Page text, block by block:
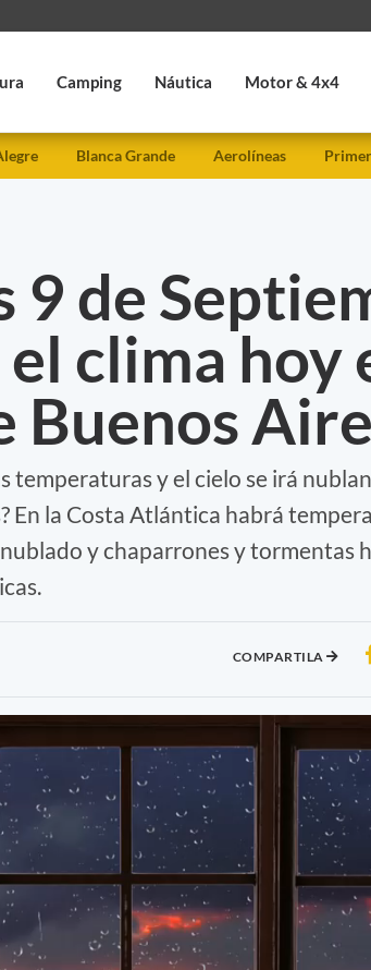
Camping Náutica Motor & 4x4
Blanca Grande Aerolíneas
9 de
clima hoy
Buenos
temperaturas y el cielo se irá
En la Costa Atlántica habrá
y chaparrones y tormentas
COMPARTILA